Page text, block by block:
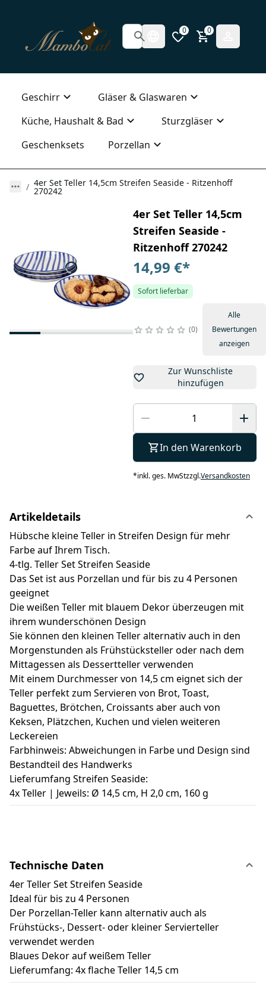
0 0
Geschirr
Gläser & Glaswaren
Küche, Haushalt & Bad
Sturzgläser
Geschenksets
Porzellan
4er Set Teller 14,5cm Streifen Seaside - Ritzenhoff
270242
4er Set Teller 14,5cm
Streifen Seaside -
Ritzenhoff 270242
14,99 €*
Sofort lieferbar
0
Alle
Bewertungen
anzeigen
Zur Wunschliste
hinzufügen
In den Warenkorb
*inkl. ges. MwStzzgl.Versandkosten
Artikeldetails
Hübsche kleine Teller in Streifen Design für mehr
Farbe auf Ihrem Tisch.
4-tlg. Teller Set Streifen Seaside
Das Set ist aus Porzellan und für bis zu 4 Personen
geeignet
Die weißen Teller mit blauem Dekor überzeugen mit
ihrem wunderschönen Design
Sie können den kleinen Teller alternativ auch in den
Morgenstunden als Frühstücksteller oder nach dem
Mittagessen als Dessertteller verwenden
Mit einem Durchmesser von 14,5 cm eignet sich der
Teller perfekt zum Servieren von Brot, Toast,
Baguettes, Brötchen, Croissants aber auch von
Keksen, Plätzchen, Kuchen und vielen weiteren
Leckereien
Farbhinweis: Abweichungen in Farbe und Design sind
Bestandteil des Handwerks
Lieferumfang Streifen Seaside:
4x Teller | Jeweils: Ø 14,5 cm, H 2,0 cm, 160 g
Technische Daten
4er Teller Set Streifen Seaside
Ideal für bis zu 4 Personen
Der Porzellan-Teller kann alternativ auch als
Frühstücks-, Dessert- oder kleiner Servierteller
verwendet werden
Blaues Dekor auf weißem Teller
Lieferumfang: 4x flache Teller 14,5 cm